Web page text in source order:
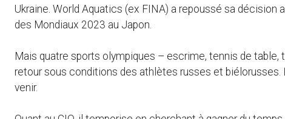
Ukraine. World Aquatics (ex FINA) a repoussé sa
des Mondiaux 2023 au Japon.
Mais quatre sports olympiques – escrime, tennis de
retour sous conditions des athlètes russes et biélorusses.
venir.